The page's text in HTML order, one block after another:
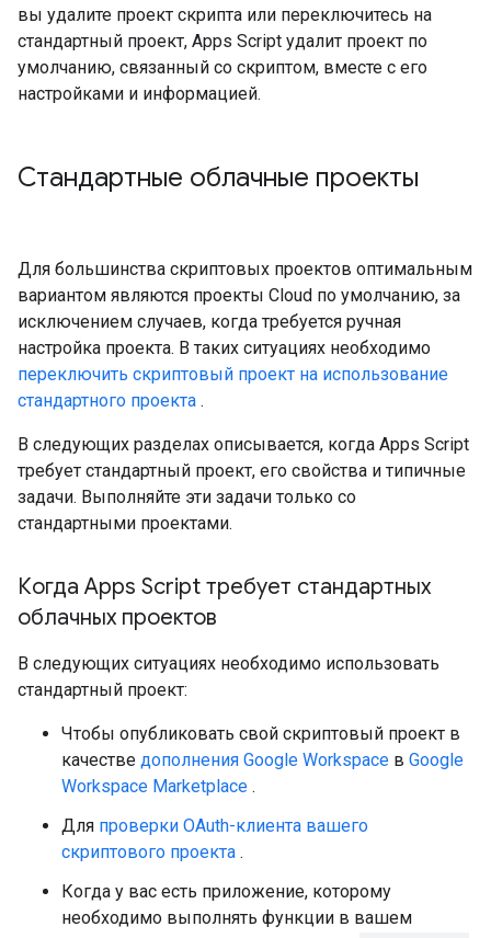
вы удалите проект скрипта или переключитесь на
стандартный проект, Apps Script удалит проект по
умолчанию, связанный со скриптом, вместе с его
настройками и информацией.
Стандартные облачные проекты
Для большинства скриптовых проектов оптимальным
вариантом являются проекты Cloud по умолчанию, за
исключением случаев, когда требуется ручная
настройка проекта. В таких ситуациях необходимо
переключить скриптовый проект на использование
стандартного проекта .
В следующих разделах описывается, когда Apps Script
требует стандартный проект, его свойства и типичные
задачи. Выполняйте эти задачи только со
стандартными проектами.
Когда Apps Script требует стандартных
облачных проектов
В следующих ситуациях необходимо использовать
стандартный проект:
Чтобы опубликовать свой скриптовый проект в
качестве дополнения Google Workspace в Google
Workspace Marketplace .
Для проверки OAuth-клиента вашего
скриптового проекта .
Когда у вас есть приложение, которому
необходимо выполнять функции в вашем